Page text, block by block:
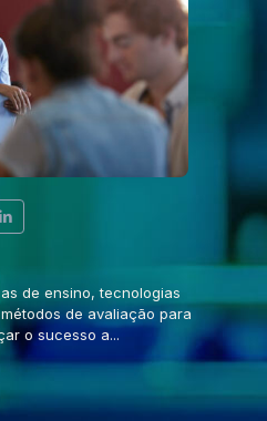
de ensino, tecnologias
de avaliação para
o sucesso a...